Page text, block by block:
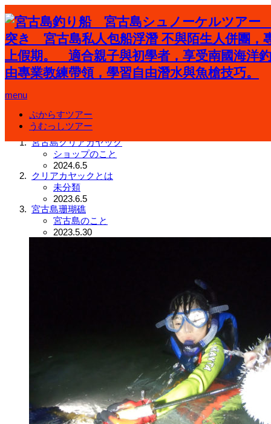
menu
ぷからすツアー
うむっしツアー
ホーム
宮古島
宮古島クリアカヤック
ショップのこと
2024.6.5
クリアカヤックとは
未分類
2023.6.5
宮古島珊瑚礁
宮古島のこと
2023.5.30